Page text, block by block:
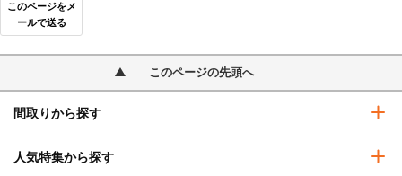
このページをメ
ールで送る
このページの先頭へ
間取りから探す
人気特集から探す